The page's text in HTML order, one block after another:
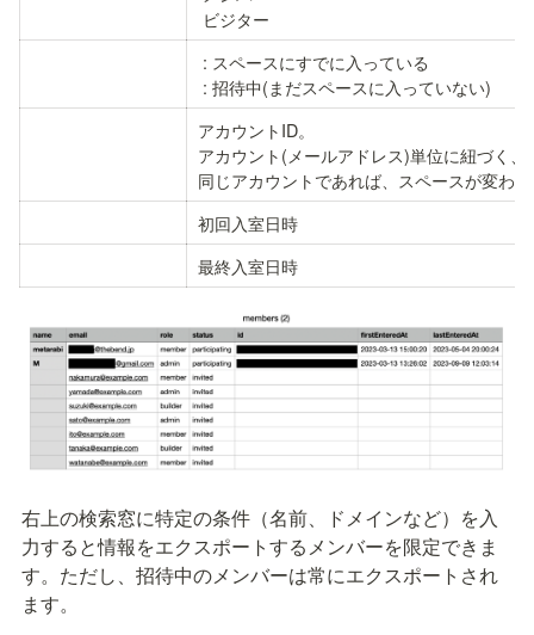
ビジター
: 招待中(まだスペースに入っていない)
アカウントID。
アカウント(メールアドレス)単位に紐づく
同じアカウントであれば、スペースが変わ
初回入室日時
最終入室日時
右上の検索窓に特定の条件（名前、ドメインなど）を入
力すると情報をエクスポートするメンバーを限定できま
す。ただし、招待中のメンバーは常にエクスポートされ
ます。